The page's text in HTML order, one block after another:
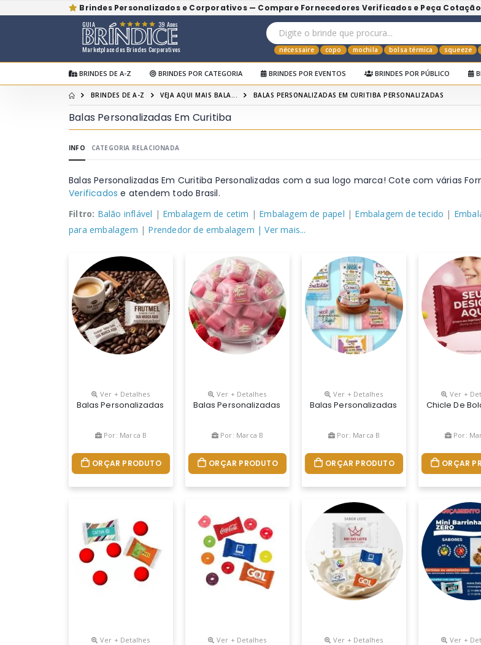
Brindes Personalizados e Corporativos — Compare Fornecedores Verificados e Peça
Marketplace dos Brindes Corporativos
GUIA 39 Anos
nécessaire copo mochila bolsa térmica squeeze
BRINDES DE A-Z BRINDES POR CATEGORIA BRINDES POR EVENTOS BRINDES POR PÚBLICO
BRINDES DE A-Z VEJA AQUI MAIS BALA... BALAS PERSONALIZADAS EM CURITIBA PERSONALIZADAS
Balas Personalizadas Em Curitiba
INFO CATEGORIA RELACIONADA
Balas Personalizadas Em Curitiba Personalizadas com a sua logo marca! Cote com várias
Verificados e atendem todo Brasil.
Filtro: Balão inflável | Embalagem de cetim | Embalagem de papel | Embalagem de tecido |
para embalagem | Prendedor de embalagem | Ver mais...
Ver + Detalhes
Balas Personalizadas Tradicionais Sabor Café É Uma Ótima Opção De Brinde Promocional E Uma
Por: Marca B
ORÇAR PRODUTO
Ver + Detalhes
Balas Personalizadas Retangular Mastigável Sabor Framboesa É
Por: Marca B
ORÇAR PRODUTO
Ver + Detalhes
Balas Personalizadas Tradicionais Com
Por: Marca B
ORÇAR PRODUTO
Ver +
Chicle De
Por:
ORÇAR
Ver + Detalhes Ver + Detalhes Ver + Detalhes Ver +